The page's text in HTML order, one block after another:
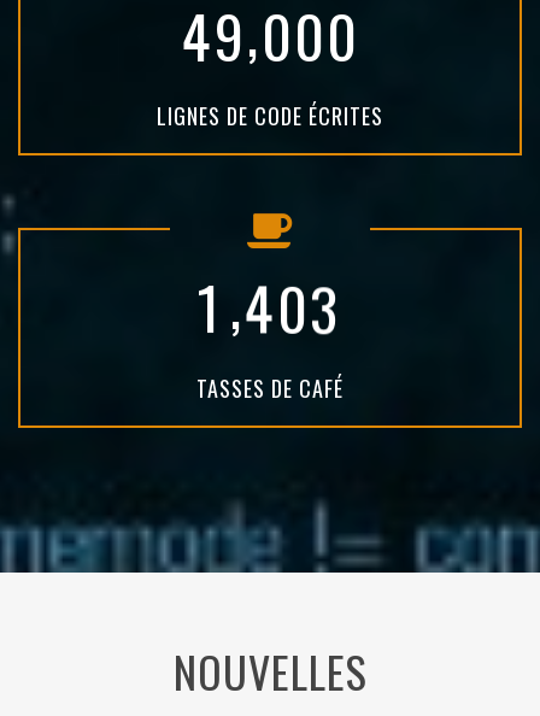
49,000
LIGNES DE CODE ÉCRITES
1 ,403
TASSES DE CAFÉ
NOUVELLES